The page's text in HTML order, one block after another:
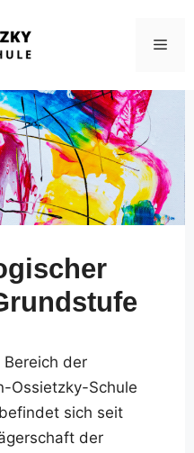
Bereich der
Ossietzky-Schule
sich seit
der